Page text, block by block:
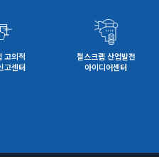
고의적
고센터
철스크랩 산업발전
아이디어센터